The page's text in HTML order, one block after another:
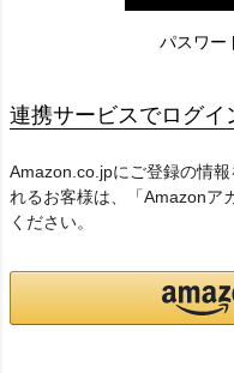
パスワー
連携サービスでログイ
Amazon.co.jpにご登録の情
れるお客様は、「Amazonア
ください。